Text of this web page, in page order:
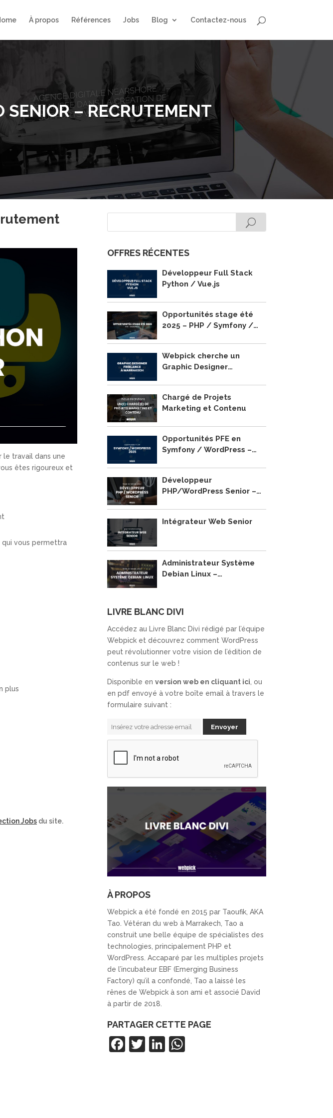
À propos Références Jobs Blog Contactez-nous
SENIOR – RECRUTEMENT
travail dans une
êtes rigoureux et
qui vous permettra
plus
Jobsdu site.
OFFRES RÉCENTES
Développeur Full Stack
Python / Vue.js
Opportunités stage été
2025 – PHP / Symfony /
Webpick cherche un
Graphic Designer
Chargé de Projets
Marketing et Contenu
Opportunités PFE en
Symfony / WordPress –
Développeur
PHP/WordPress Senior –
Intégrateur Web Senior
Administrateur Système
Debian Linux –
LIVRE BLANC DIVI
Accédez au Livre Blanc Divi rédigé par l’équipe
Webpick et découvrez comment WordPress
peut révolutionner votre vision de l’édition de
contenus sur le web !
Disponible en version web en cliquant ici , ou
en pdf envoyé à votre boîte email à travers le
formulaire suivant :
À PROPOS
Webpick a été fondé en 2015 par Taoufik, AKA
Tao. Vétéran du web à Marrakech, Tao a
construit une belle équipe de spécialistes des
technologies, principalement PHP et
WordPress. Accaparé par les multiples projets
de l’incubateur EBF (Emerging Business
Factory) qu’il a confondé, Tao a laissé les
rênes de Webpick à son ami et associé David
à partir de 2018.
PARTAGER CETTE PAGE
F T Li W